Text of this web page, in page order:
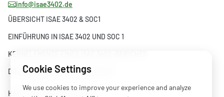
info@isae3402.de
ÜBERSICHT ISAE 3402 & SOC1
EINFÜHRUNG IN ISAE 3402 UND SOC 1
KERNELEMENTE EINES ISAE 3402-BERICHTS
DIE ENTWICKLUNG VON ISAE 3402
HÄUFIG GESTELLTE FRAGEN
Cookie Settings
We use cookies to improve your experience and analyze